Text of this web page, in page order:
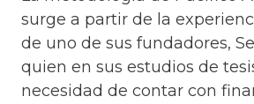
surge a partir de la
de uno de sus fundadores,
quien en sus estudios de
necesidad de contar con